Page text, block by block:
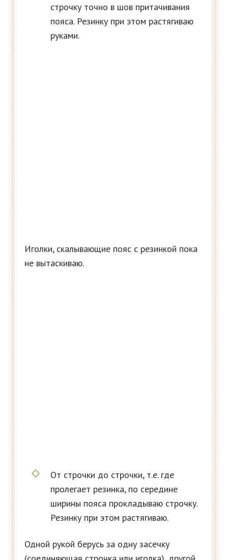
строчку точно в шов притачивания
пояса. Резинку при этом растягиваю
руками.
Иголки, скалывающие пояс с резинкой пока
не вытаскиваю.
От строчки до строчки, т.е. где
пролегает резинка, по середине
ширины пояса прокладываю строчку.
Резинку при этом растягиваю.
Одной рукой берусь за одну засечку